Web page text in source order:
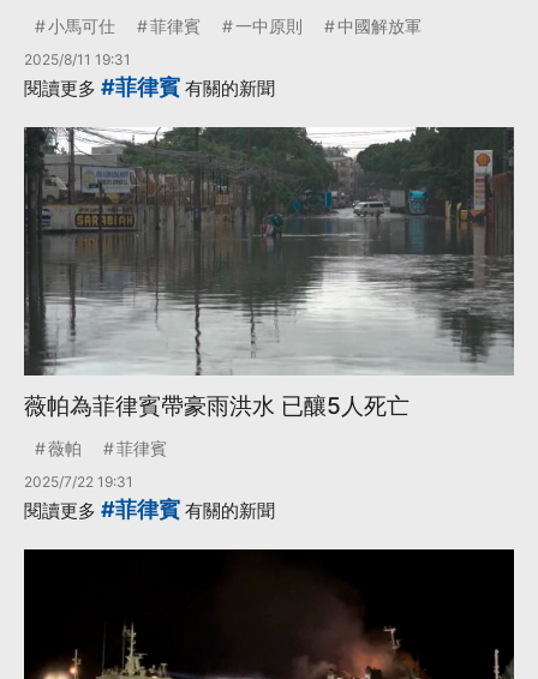
小馬可仕 菲律賓 一中原則 中國解放軍
2025/8/11 19:31
閱讀更多 #菲律賓 有關的新聞
薇帕為菲律賓帶豪雨洪水 已釀5人死亡
薇帕 菲律賓
2025/7/22 19:31
閱讀更多 #菲律賓 有關的新聞